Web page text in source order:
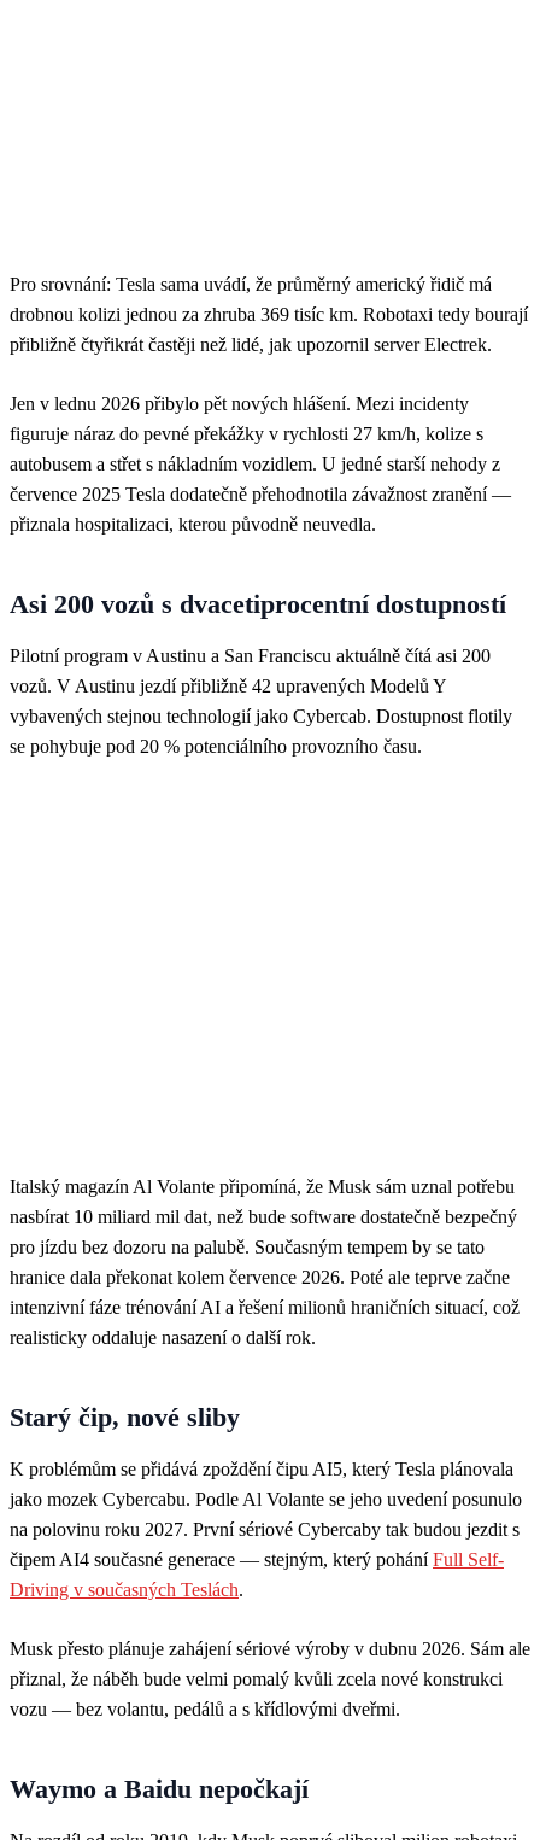
Pro srovnání: Tesla sama uvádí, že průměrný americký řidič má
drobnou kolizi jednou za zhruba 369 tisíc km. Robotaxi tedy bourají
přibližně čtyřikrát častěji než lidé, jak upozornil server Electrek.
Jen v lednu 2026 přibylo pět nových hlášení. Mezi incidenty
figuruje náraz do pevné překážky v rychlosti 27 km/h, kolize s
autobusem a střet s nákladním vozidlem. U jedné starší nehody z
července 2025 Tesla dodatečně přehodnotila závažnost zranění —
přiznala hospitalizaci, kterou původně neuvedla.
Asi 200 vozů s dvacetiprocentní dostupností
Pilotní program v Austinu a San Franciscu aktuálně čítá asi 200
vozů. V Austinu jezdí přibližně 42 upravených Modelů Y
vybavených stejnou technologií jako Cybercab. Dostupnost flotily
se pohybuje pod 20 % potenciálního provozního času.
Italský magazín Al Volante připomíná, že Musk sám uznal potřebu
nasbírat 10 miliard mil dat, než bude software dostatečně bezpečný
pro jízdu bez dozoru na palubě. Současným tempem by se tato
hranice dala překonat kolem července 2026. Poté ale teprve začne
intenzivní fáze trénování AI a řešení milionů hraničních situací, což
realisticky oddaluje nasazení o další rok.
Starý čip, nové sliby
K problémům se přidává zpoždění čipu AI5, který Tesla plánovala
jako mozek Cybercabu. Podle Al Volante se jeho uvedení posunulo
na polovinu roku 2027. První sériové Cybercaby tak budou jezdit s
čipem AI4 současné generace — stejným, který poháníFull Self-
Driving v současných Teslách.
Musk přesto plánuje zahájení sériové výroby v dubnu 2026. Sám ale
přiznal, že náběh bude velmi pomalý kvůli zcela nové konstrukci
vozu — bez volantu, pedálů a s křídlovými dveřmi.
Waymo a Baidu nepočkají